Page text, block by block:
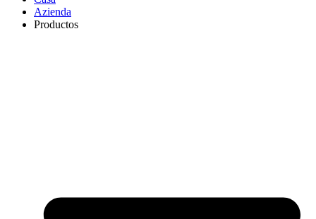
Azienda
Productos